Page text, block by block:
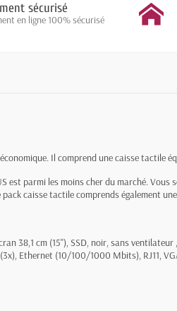
sécurisé
en ligne 100% sécurisé
Il comprend une caisse tactile
est parmi les moins cher du marché.
caisse tactile comprends également
38,1 cm (15''), SSD, noir, sans
Ethernet (10/100/1000 Mbits), RJ11,